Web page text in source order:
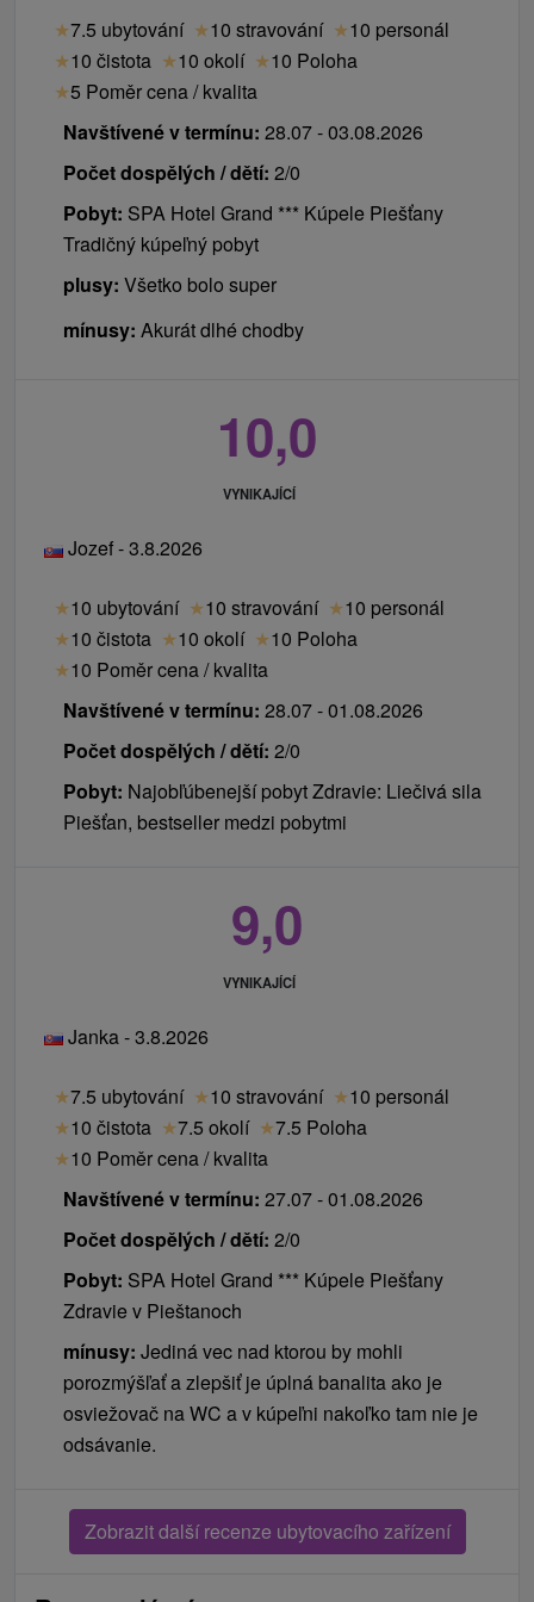
★7.5 ubytování ★10 stravování ★10 personál
★10 čistota ★10 okolí ★10 Poloha
★5 Poměr cena / kvalita
Navštívené v termínu: 28.07 - 03.08.2026
Počet dospělých / dětí: 2/0
Pobyt: SPA Hotel Grand *** Kúpele Piešťany
Tradičný kúpeľný pobyt
plusy: Všetko bolo super
mínusy: Akurát dlhé chodby
10,0
VYNIKAJÍCÍ
Jozef - 3.8.2026
★10 ubytování ★10 stravování ★10 personál
★10 čistota ★10 okolí ★10 Poloha
★10 Poměr cena / kvalita
Navštívené v termínu: 28.07 - 01.08.2026
Počet dospělých / dětí: 2/0
Pobyt: Najobľúbenejší pobyt Zdravie: Liečivá sila
Piešťan, bestseller medzi pobytmi
9,0
VYNIKAJÍCÍ
Janka - 3.8.2026
★7.5 ubytování ★10 stravování ★10 personál
★10 čistota ★7.5 okolí ★7.5 Poloha
★10 Poměr cena / kvalita
Navštívené v termínu: 27.07 - 01.08.2026
Počet dospělých / dětí: 2/0
Pobyt: SPA Hotel Grand *** Kúpele Piešťany
Zdravie v Pieštanoch
mínusy: Jediná vec nad ktorou by mohli
porozmýšľať a zlepšiť je úplná banalita ako je
osviežovač na WC a v kúpeľni nakoľko tam nie je
odsávanie.
Zobrazit další recenze ubytovacího zařízení